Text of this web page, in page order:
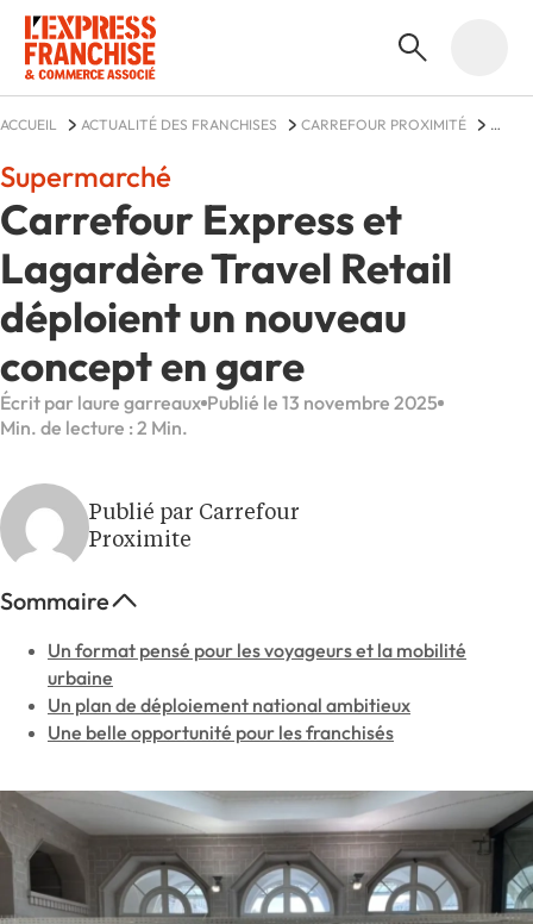
ACCUEIL ACTUALITÉ DES FRANCHISES
CARREFOUR PROXIMITÉ
Carrefour Express et
Lagardère Travel Retail
déploient un nouveau
concept en gare
Supermarché
Écrit par laure garreaux Publié le 13 novembre 2025
Min. de lecture : 2 Min.
Publié par Carrefour
Proximite
Sommaire
Un format pensé pour les voyageurs et la mobilité
urbaine
Un plan de déploiement national ambitieux
Une belle opportunité pour les franchisés